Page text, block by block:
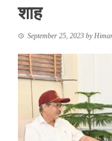
शाह
September 25, 2023 by